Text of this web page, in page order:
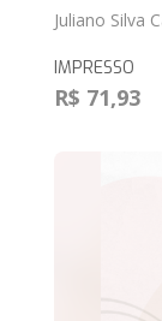
Juliano Silva
IMPRESSO
R$ 71,93